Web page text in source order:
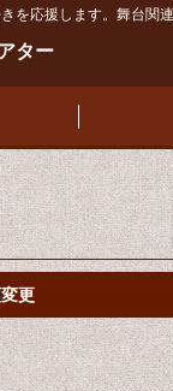
を応援します。舞台関連
ター
更